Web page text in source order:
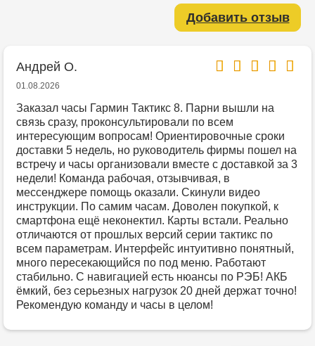
Добавить отзыв
Андрей О.
01.08.2026
Заказал часы Гармин Тактикс 8. Парни вышли на
связь сразу, проконсультировали по всем
интересующим вопросам! Ориентировочные сроки
доставки 5 недель, но руководитель фирмы пошел на
встречу и часы организовали вместе с доставкой за 3
недели! Команда рабочая, отзывчивая, в
мессенджере помощь оказали. Скинули видео
инструкции. По самим часам. Доволен покупкой, к
смартфона ещё неконектил. Карты встали. Реально
отличаются от прошлых версий серии тактикс по
всем параметрам. Интерфейс интуитивно понятный,
много пересекающийся по под меню. Работают
стабильно. С навигацией есть нюансы по РЭБ! АКБ
ёмкий, без серьезных нагрузок 20 дней держат точно!
Рекомендую команду и часы в целом!